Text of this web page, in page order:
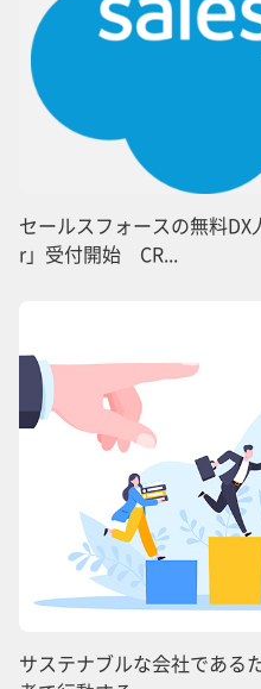
セールスフォースの無料
r」受付開始 CR...
サステナブルな会社である